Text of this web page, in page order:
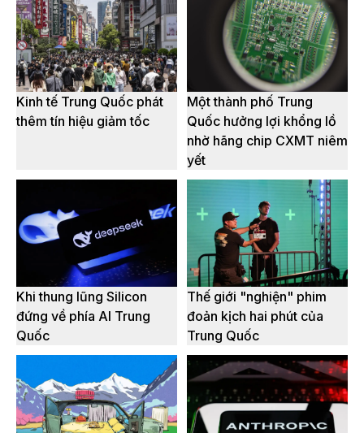
Kinh tế Trung Quốc phát
thêm tín hiệu giảm tốc
Một thành phố Trung
Quốc hưởng lợi khổng lồ
nhờ hãng chip CXMT niêm
yết
Khi thung lũng Silicon
đứng về phía AI Trung
Quốc
Thế giới "nghiện" phim
đoản kịch hai phút của
Trung Quốc